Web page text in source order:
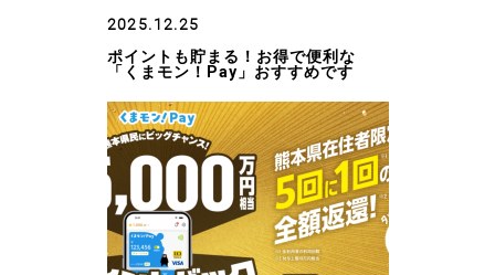
2025.12.25
ポイントも貯まる！お得で便利な
「くまモン！Pay」おすすめです